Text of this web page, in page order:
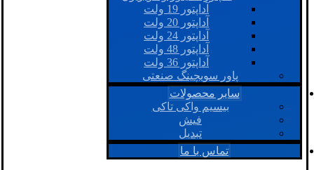
آداپتور 19 ولت
آداپتور 20 ولت
آداپتور 24 ولت
آداپتور 48 ولت
آداپتور 36 ولت
پاور سویچینگ صنعتی
سایر محصولات
بیسیم واکی تاکی
فیش
تبدیل
تماس با ما